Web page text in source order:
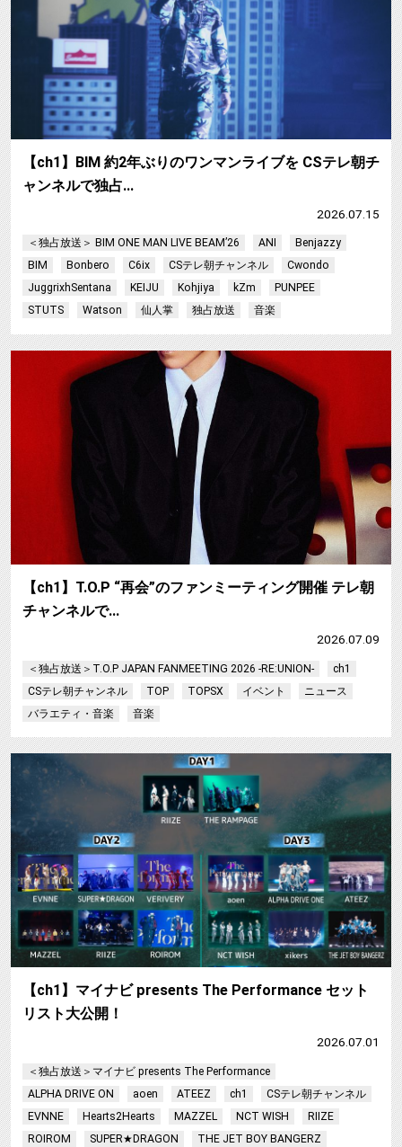
【ch1】BIM 約2年ぶりのワンマンライブを CSテレ朝チ
ャンネルで独占…
2026.07.15
＜独占放送＞ BIM ONE MAN LIVE BEAM’26 ANI
Benjazzy
BIM
Bonbero C6ix CSテレ朝チャンネル
Cwondo
JuggrixhSentana
KEIJU Kohjiya kZm
PUNPEE
STUTS
Watson 仙人掌 独占放送 音楽
【ch1】T.O.P “再会”のファンミーティング開催 テレ朝
チャンネルで…
2026.07.09
＜独占放送＞T.O.P JAPAN FANMEETING 2026 -RE:UNION-
ch1
CSテレ朝チャンネル
TOP TOPSX イベント
ニュース
バラエティ・音楽
音楽
【ch1】マイナビ presents The Performance セット
リスト大公開！
2026.07.01
＜独占放送＞マイナビ presents The Performance
ALPHA DRIVE ON
aoen ATEEZ ch1
CSテレ朝チャンネル
EVNNE
Hearts2Hearts MAZZEL NCT WISH
RIIZE
ROIROM
SUPER★DRAGON THE JET BOY BANGERZ